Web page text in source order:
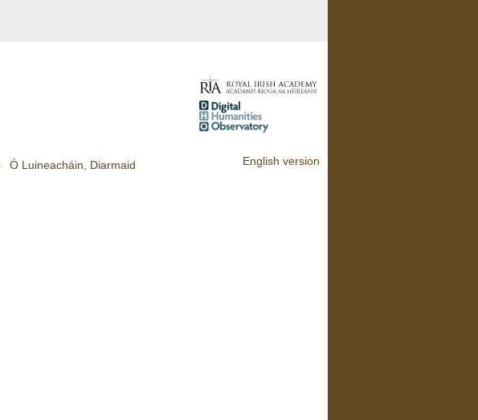
Ó Luineacháin, Diarmaid English version